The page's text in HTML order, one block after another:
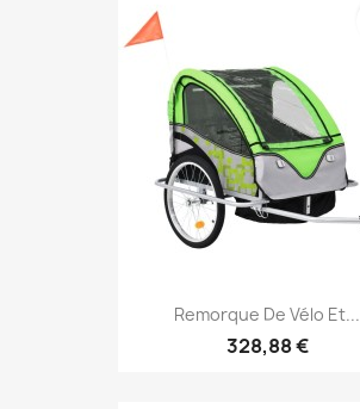
Remorque De Vélo Et...
328,88 €